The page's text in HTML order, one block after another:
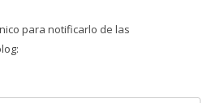
para notificarlo de las